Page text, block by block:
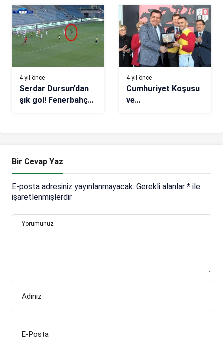
4 yıl önce
Serdar Dursun’dan
şık gol! Fenerbahçe
4 yıl önce
Cumhuriyet Koşusu
ve
Bir Cevap Yaz
E-posta adresiniz yayınlanmayacak. Gerekli alanlar * ile
işaretlenmişlerdir
Yorumunuz
Adınız
E-Posta